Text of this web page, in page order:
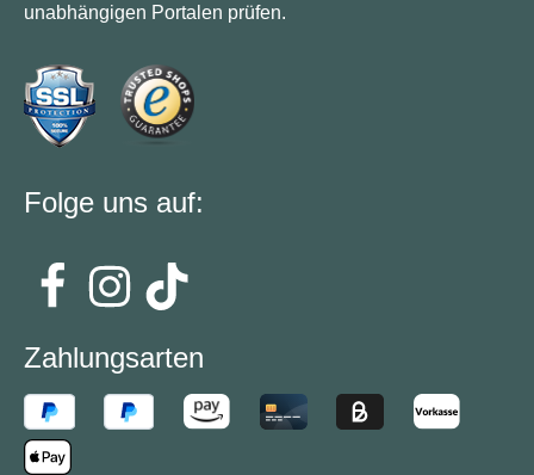
unabhängigen Portalen prüfen.
Folge uns auf:
Zahlungsarten